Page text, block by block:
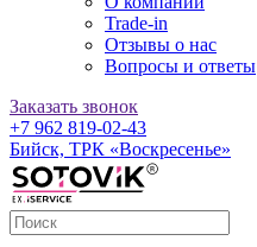
Trade-in
Отзывы о нас
Вопросы и ответы
Заказать звонок
+7 962 819-02-43
Бийск, ТРК «Воскресенье»